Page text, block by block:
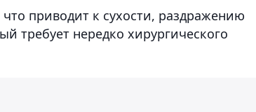
приводит к сухости, раздражению
требует нередко хирургического